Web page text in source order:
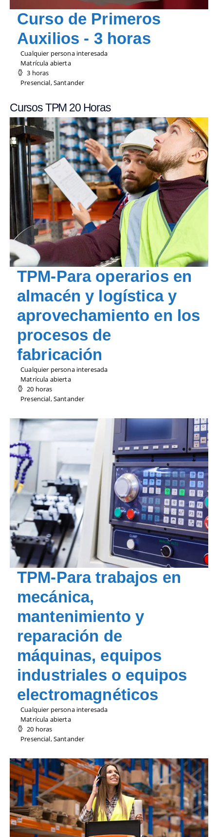
Curso de Primeros
Auxilios - 3 horas
Cualquier persona interesada
Matrícula abierta
3 horas
Presencial, Santander
Cursos TPM 20 Horas
TPM-Para operarios en
almacén y logística y
aprovechamiento en los
procesos de
fabricación
Cualquier persona interesada
Matrícula abierta
20 horas
Presencial, Santander
TPM-Para trabajos en
mecánica,
mantenimiento y
reparación de
máquinas, equipos
industriales o equipos
electromagnéticos
Cualquier persona interesada
Matrícula abierta
20 horas
Presencial, Santander